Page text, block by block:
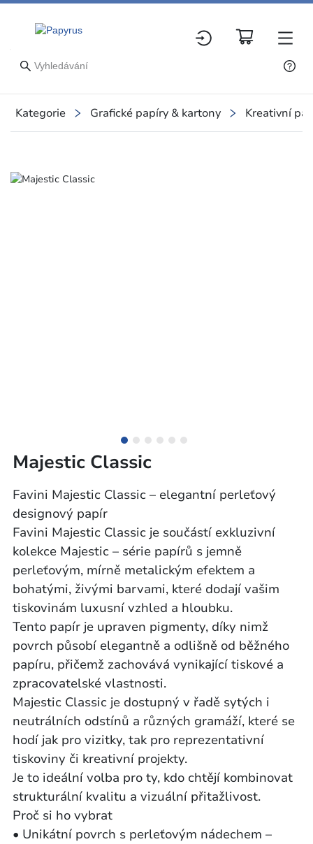
Kategorie Grafické papíry & kartony Kreativní
Slide 1 of 6
Majestic Classic
Favini Majestic Classic – elegantní perleťový
designový papír
Favini Majestic Classic je součástí exkluzivní
kolekce Majestic – série papírů s jemně
perleťovým, mírně metalickým efektem a
bohatými, živými barvami, které dodají vašim
tiskovinám luxusní vzhled a hloubku.
Tento papír je upraven pigmenty, díky nimž
povrch působí elegantně a odlišně od běžného
papíru, přičemž zachovává vynikající tiskové a
zpracovatelské vlastnosti.
Majestic Classic je dostupný v řadě sytých i
neutrálních odstínů a různých gramáží, které se
hodí jak pro vizitky, tak pro reprezentativní
tiskoviny či kreativní projekty.
Je to ideální volba pro ty, kdo chtějí kombinovat
strukturální kvalitu a vizuální přitažlivost.
Proč si ho vybrat
• Unikátní povrch s perleťovým nádechem –